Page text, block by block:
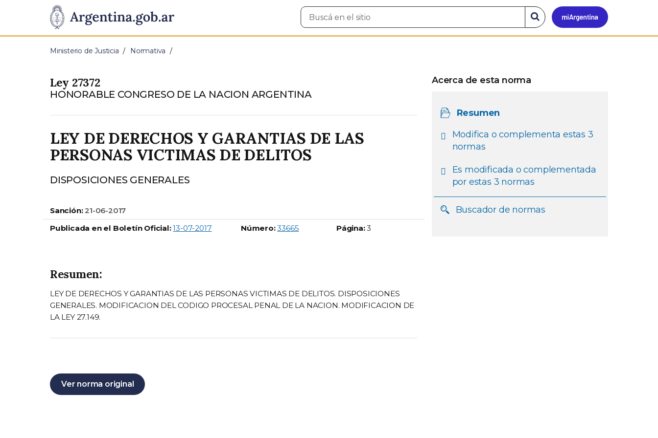
Presidencia
de
Pasar al contenido principal
Mi
Buscar
en
Buscar
en
el
Ministerio de Justicia Normativa
Ley 27372
HONORABLE CONGRESO DE LA NACION ARGENTINA
LEY DE DERECHOS Y GARANTIAS DE LAS
PERSONAS VICTIMAS DE DELITOS
DISPOSICIONES GENERALES
Sanción: 21-06-2017
Publicada en el Boletín Oficial: 13-07-2017 Número:Boletín Oficial número:
33665 Página: 3
Resumen:
LEY DE DERECHOS Y GARANTIAS DE LAS PERSONAS VICTIMAS DE DELITOS. DISPOSICIONES
GENERALES. MODIFICACION DEL CODIGO PROCESAL PENAL DE LA NACION. MODIFICACION DE
LA LEY 27.149.
Ver norma original
Acerca de esta norma
Resumen
Modifica o complementa estas 3
normas
Es modificada o complementada
por estas 3 normas
Buscador de normas